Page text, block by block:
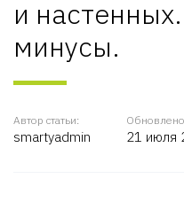
и
минусы.
Автор статьи:
smartyadmin 21 июля